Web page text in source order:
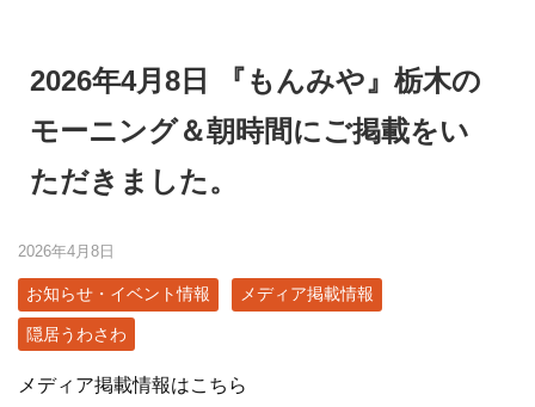
2026年4月8日 『もんみや』栃木の
モーニング＆朝時間にご掲載をい
ただきました。
2026年4月8日
お知らせ・イベント情報 メディア掲載情報
隠居うわさわ
メディア掲載情報はこちら